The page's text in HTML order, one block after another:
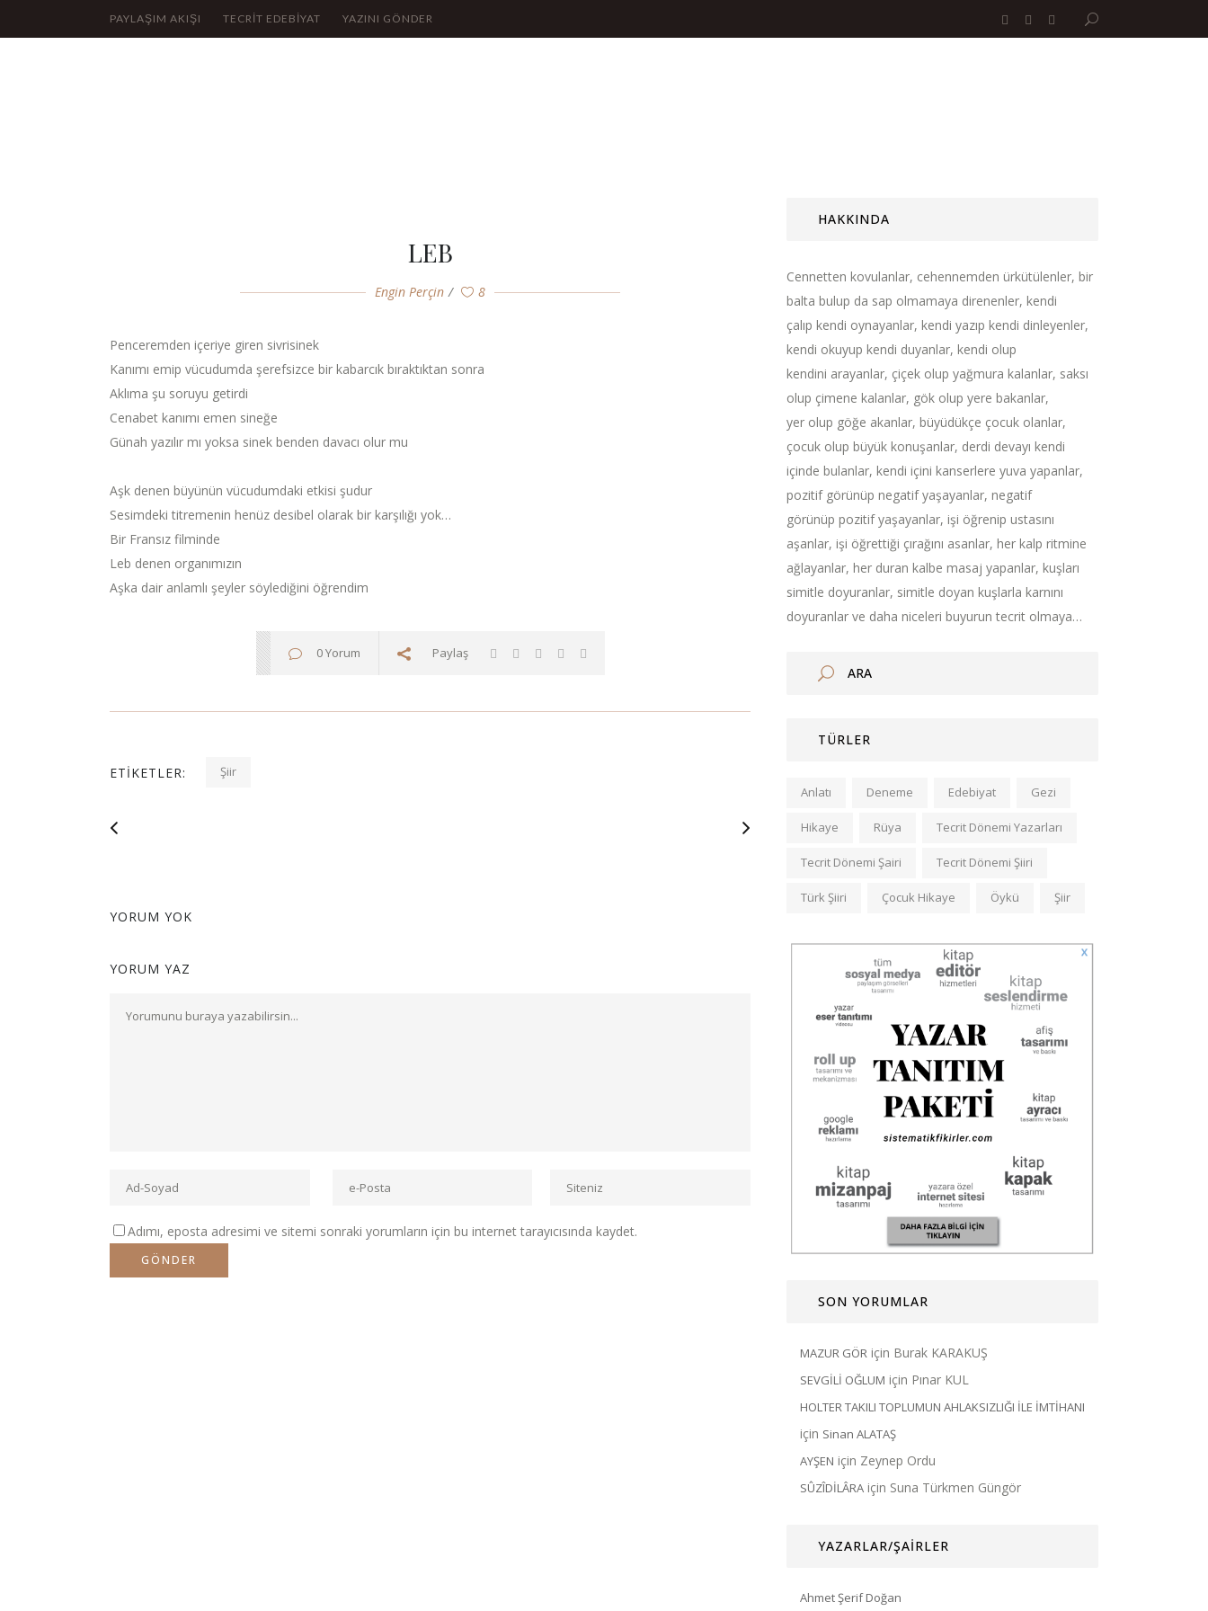
PAYLAŞIM AKIŞI TECRİT EDEBİYAT YAZINI GÖNDER
LEB
Engin Perçin 8
Penceremden içeriye giren sivrisinek
Kanımı emip vücudumda şerefsizce bir kabarcık bıraktıktan sonra
Aklıma şu soruyu getirdi
Cenabet kanımı emen sineğe
Günah yazılır mı yoksa sinek benden davacı olur mu
Aşk denen büyünün vücudumdaki etkisi şudur
Sesimdeki titremenin henüz desibel olarak bir karşılığı yok…
Bir Fransız filminde
Leb denen organımızın
Aşka dair anlamlı şeyler söylediğini öğrendim
0 Yorum Paylaş
ETIKETLER: Şiir
YORUM YOK
YORUM YAZ
Adımı, eposta adresimi ve sitemi sonraki yorumların için bu internet tarayıcısında kaydet.
HAKKINDA
Cennetten kovulanlar, cehennemden ürkütülenler, bir
balta bulup da sap olmamaya direnenler, kendi
çalıp kendi oynayanlar, kendi yazıp kendi dinleyenler,
kendi okuyup kendi duyanlar, kendi olup
kendini arayanlar, çiçek olup yağmura kalanlar, saksı
olup çimene kalanlar, gök olup yere bakanlar,
yer olup göğe akanlar, büyüdükçe çocuk olanlar,
çocuk olup büyük konuşanlar, derdi devayı kendi
içinde bulanlar, kendi içini kanserlere yuva yapanlar,
pozitif görünüp negatif yaşayanlar, negatif
görünüp pozitif yaşayanlar, işi öğrenip ustasını
aşanlar, işi öğrettiği çırağını asanlar, her kalp ritmine
ağlayanlar, her duran kalbe masaj yapanlar, kuşları
simitle doyuranlar, simitle doyan kuşlarla karnını
doyuranlar ve daha niceleri buyurun tecrit olmaya…
TÜRLER
Anlatı Deneme Edebiyat Gezi
Hikaye Rüya Tecrit Dönemi Yazarları
Tecrit Dönemi Şairi Tecrit Dönemi Şiiri
Türk Şiiri Çocuk Hikaye Öykü Şiir
SON YORUMLAR
MAZUR GÖR için Burak KARAKUŞ
SEVGİLİ OĞLUM için Pınar KUL
HOLTER TAKILI TOPLUMUN AHLAKSIZLIĞI İLE İMTİHANI
için Sinan ALATAŞ
AYŞEN için Zeynep Ordu
SÛZÎDİLÂRA için Suna Türkmen Güngör
YAZARLAR/ŞAİRLER
Ahmet Şerif Doğan